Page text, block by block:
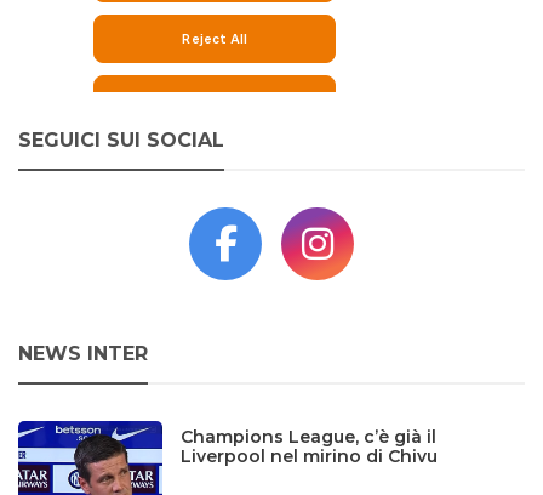
SEGUICI SUI SOCIAL
NEWS INTER
Champions League, c’è già il
Liverpool nel mirino di Chivu